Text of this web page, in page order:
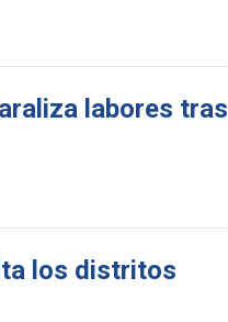
labores tras
los distritos